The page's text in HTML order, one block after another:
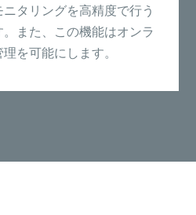
タリングを高精度で行う
また、この機能はオンラ
を可能にします。